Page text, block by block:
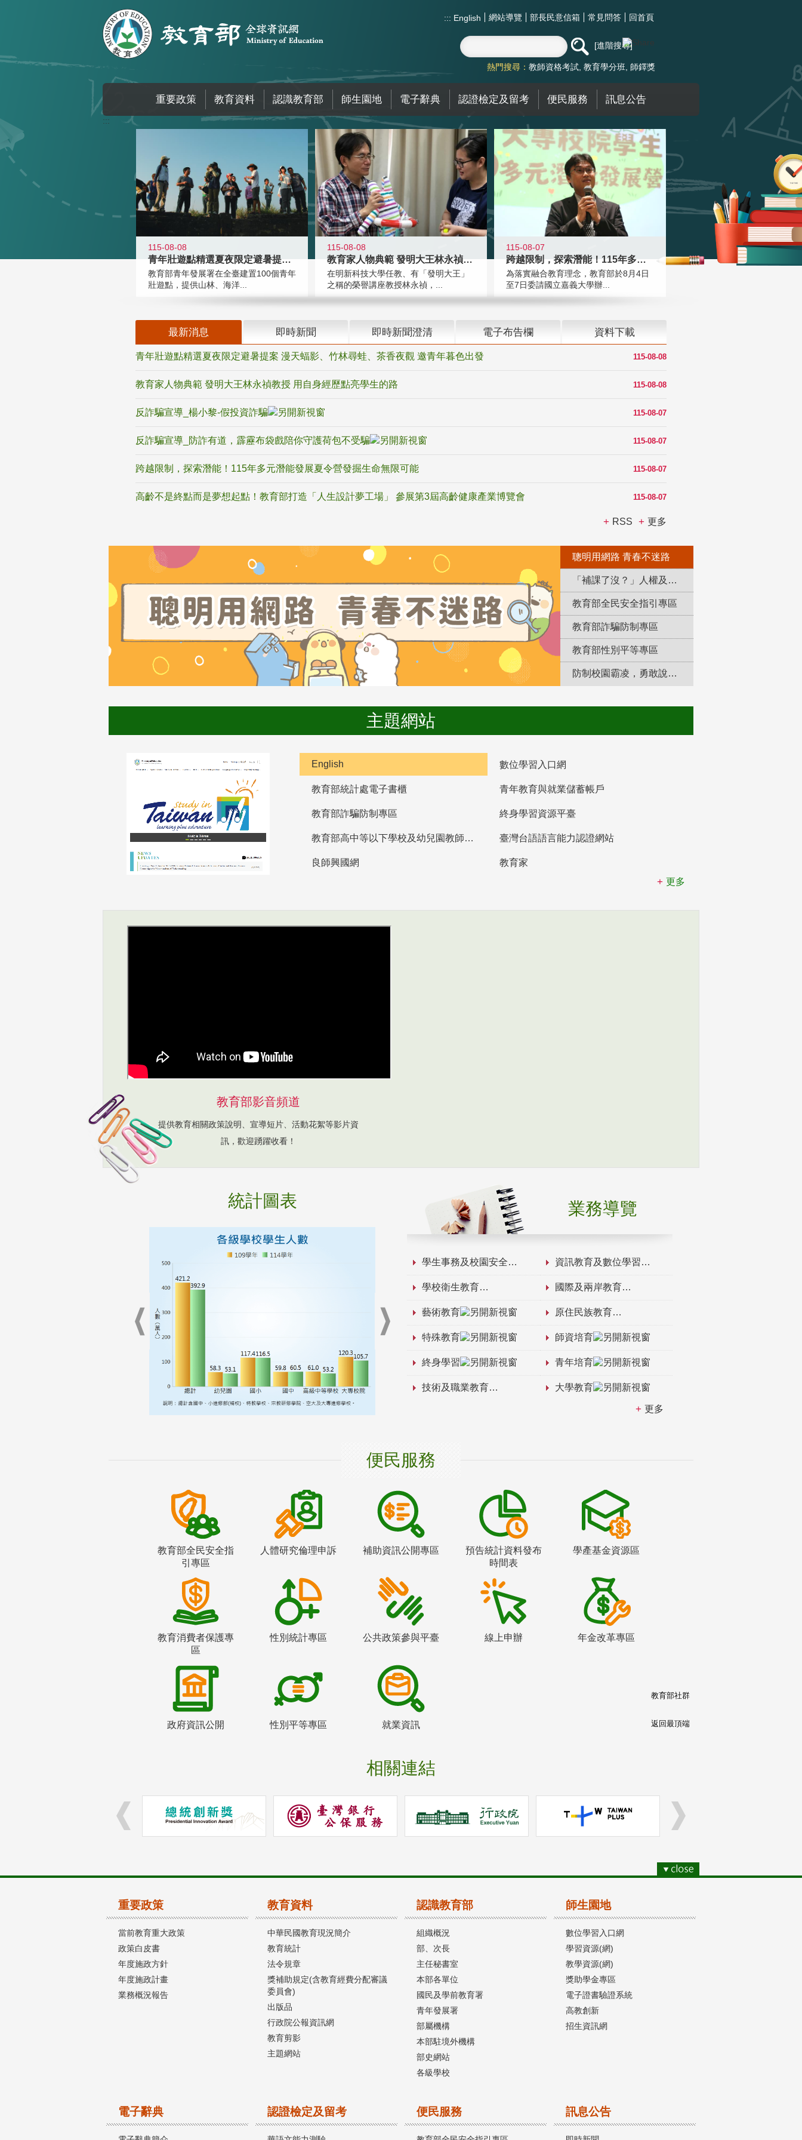
::: English 網站導覽 部長民意信箱 常見問答 回首頁
進階搜尋
熱門搜尋： 教師資格考試 教育學分班 師鐸獎
重要政策 教育資料 認識教育部 師生園地 電子辭典 認證檢定及留考 便民服務 訊息公告
:::
115-08-08
青年壯遊點精選夏夜限定避暑提案 漫
教育部青年發展署在全臺建置100個青年
壯遊點，提供山林、海洋...
115-08-08
教育家人物典範 發明大王林永禎教授
在明新科技大學任教、有「發明大王」
之稱的榮譽講座教授林永禎，...
115-08-07
跨越限制，探索潛能！115年多元潛
為落實融合教育理念，教育部於8月4日
至7日委請國立嘉義大學辦...
最新消息 即時新聞 即時新聞澄清 電子布告欄 資料下載
115-08-08
青年壯遊點精選夏夜限定避暑提案 漫天蝠影、竹林尋蛙、茶香夜觀 邀青年暮色出發
115-08-08
教育家人物典範 發明大王林永禎教授 用自身經歷點亮學生的路
115-08-07
反詐騙宣導_楊小黎-假投資詐騙
115-08-07
反詐騙宣導_防詐有道，霹靂布袋戲陪你守護荷包不受騙
115-08-07
跨越限制，探索潛能！115年多元潛能發展夏令營發掘生命無限可能
115-08-07
高齡不是終點而是夢想起點！教育部打造「人生設計夢工場」 參展第3屆高齡健康產業博覽會
RSS 更多
聰明用網路 青春不迷路
「補課了沒？」人權及轉型正義教育專區
教育部全民安全指引專區
教育部詐騙防制專區
教育部性別平等專區
防制校園霸凌，勇敢說出來！
主題網站
English 數位學習入口網
教育部統計處電子書櫃 青年教育與就業儲蓄帳戶
教育部詐騙防制專區 終身學習資源平臺
教育部高中等以下學校及幼兒園教師資格檢定考試 臺灣台語語言能力認證網站
良師興國網
教育家
更多
教育部影音頻道
提供教育相關政策說明、宣導短片、活動花絮等影片資
訊，歡迎踴躍收看！
統計圖表 業務導覽
學生事務及校園安全 資訊教育及數位學習
學校衛生教育 國際及兩岸教育
藝術教育 原住民族教育
特殊教育 師資培育
終身學習 青年培育
技術及職業教育 大學教育
更多
便民服務
教育部全民安全指
引專區
人體研究倫理申訴 補助資訊公開專區
預告統計資料發布
時間表
學產基金資源區
教育消費者保護專
區
性別統計專區 公共政策參與平臺 線上申辦 年金改革專區
政府資訊公開 性別平等專區 就業資訊
相關連結
教育部社群
返回最頂端
重要政策
當前教育重大政策
政策白皮書
年度施政方針
年度施政計畫
業務概況報告
教育資料
中華民國教育現況簡介
教育統計
法令規章
獎補助規定(含教育經費分配審議
委員會)
出版品
行政院公報資訊網
教育剪影
主題網站
認識教育部
組織概況
部、次長
主任秘書室
本部各單位
國民及學前教育署
青年發展署
部屬機構
本部駐境外機構
部史網站
各級學校
師生園地
數位學習入口網
學習資源(網)
教學資源(網)
獎助學金專區
電子證書驗證系統
高教創新
招生資訊網
電子辭典 認證檢定及留考 便民服務 訊息公告